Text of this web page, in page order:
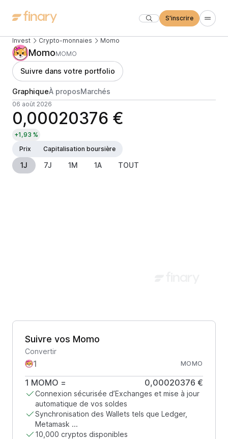
S'inscrire
Invest Crypto-monnaies Momo
MomoMOMO
Suivre dans votre portfolio
GraphiqueÀ proposMarchés
06 août 2026
0,00020376 €
+1,93 %
Prix
Capitalisation boursière
1J 7J 1M 1A TOUT
Suivre vos Momo
Convertir
MOMO
1 MOMO = 0,00020376 €
Connexion sécurisée d’Exchanges et mise à jour
automatique de vos soldes
Synchronisation des Wallets tels que Ledger,
Metamask ...
10,000 cryptos disponibles